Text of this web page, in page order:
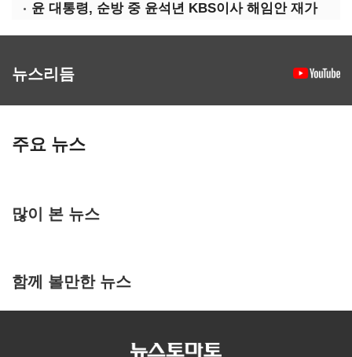
윤 대통령, 순방 중 윤석년 KBS이사 해임안 재가
뉴스리듬
주요 뉴스
많이 본 뉴스
함께 볼만한 뉴스